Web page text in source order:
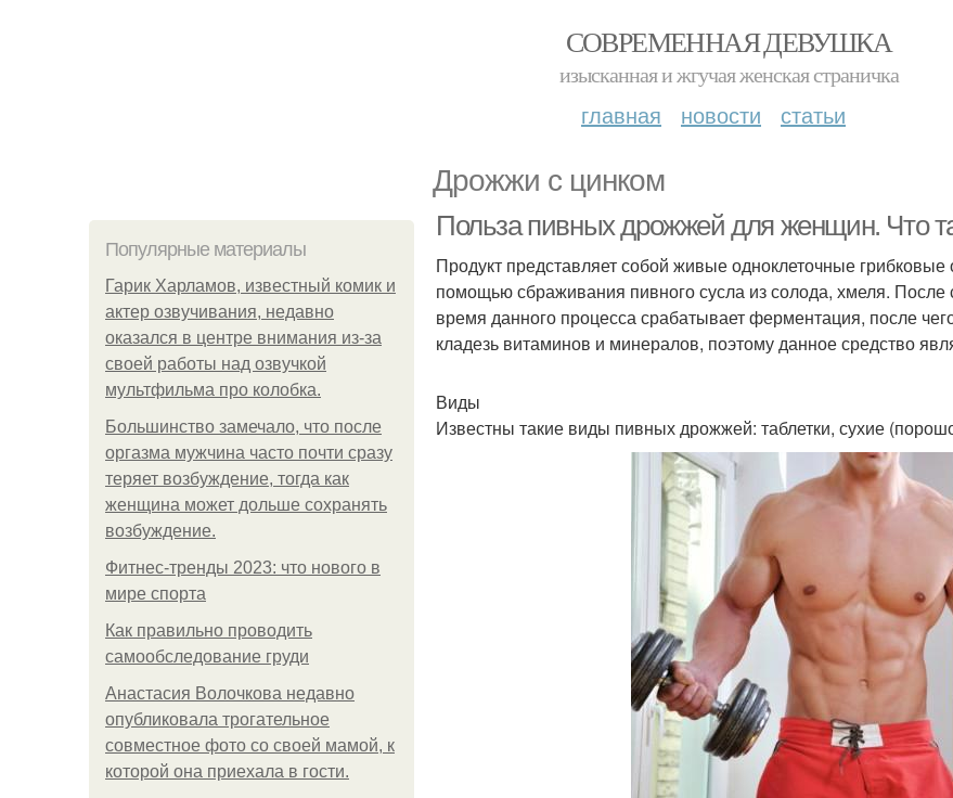
СОВРЕМЕННАЯ ДЕВУШКА
изысканная и жгучая женская страничка
главная новости статьи
Дрожжи с цинком
Популярные материалы
Гарик Харламов, известный комик и
актер озвучивания, недавно
оказался в центре внимания из-за
своей работы над озвучкой
мультфильма про колобка.
Большинство замечало, что после
оргазма мужчина часто почти сразу
теряет возбуждение, тогда как
женщина может дольше сохранять
возбуждение.
Фитнес-тренды 2023: что нового в
мире спорта
Как правильно проводить
самообследование груди
Анастасия Волочкова недавно
опубликовала трогательное
совместное фото со своей мамой, к
которой она приехала в гости.
Польза пивных дрожжей для женщин. Что
Продукт представляет собой живые одноклеточные
помощью сбраживания пивного сусла из солода, хмеля.
время данного процесса срабатывает ферментация, после
кладезь витаминов и минералов, поэтому данное средство
Виды
Известны такие виды пивных дрожжей: таблетки, сухие